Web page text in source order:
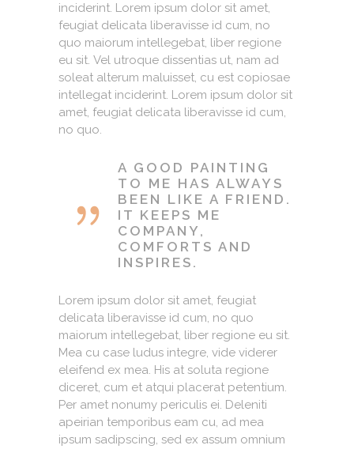
inciderint. Lorem ipsum dolor sit amet,
feugiat delicata liberavisse id cum, no
quo maiorum intellegebat, liber regione
eu sit. Vel utroque dissentias ut, nam ad
soleat alterum maluisset, cu est copiosae
intellegat inciderint. Lorem ipsum dolor sit
amet, feugiat delicata liberavisse id cum,
no quo.
A GOOD PAINTING
TO ME HAS ALWAYS
BEEN LIKE A FRIEND.
IT KEEPS ME
COMPANY,
COMFORTS AND
INSPIRES.
Lorem ipsum dolor sit amet, feugiat
delicata liberavisse id cum, no quo
maiorum intellegebat, liber regione eu sit.
Mea cu case ludus integre, vide viderer
eleifend ex mea. His at soluta regione
diceret, cum et atqui placerat petentium.
Per amet nonumy periculis ei. Deleniti
apeirian temporibus eam cu, ad mea
ipsum sadipscing, sed ex assum omnium